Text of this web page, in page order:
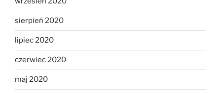
sierpień 2020
lipiec 2020
czerwiec 2020
maj 2020